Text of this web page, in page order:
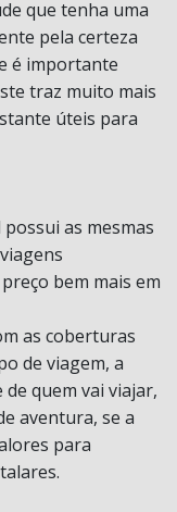
que tenha uma
pela certeza
é importante
traz muito mais
úteis para
as mesmas
bem mais em
as coberturas
de viagem, a
quem vai viajar,
aventura, se a
para